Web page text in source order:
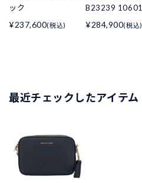
ック
¥237,600(税込)
B23239 10601
¥284,900(税込)
最近チェックしたアイテム